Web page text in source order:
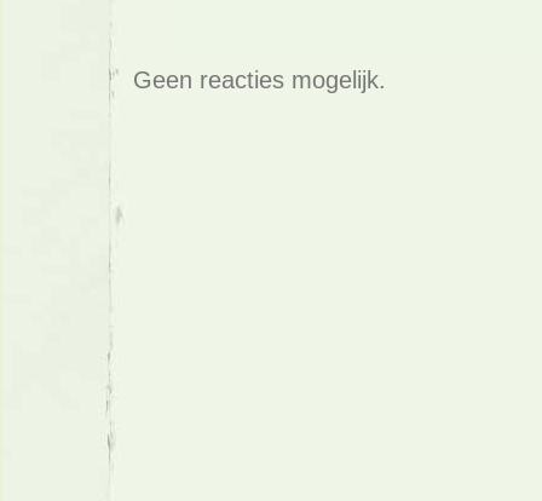
Geen reacties mogelijk.